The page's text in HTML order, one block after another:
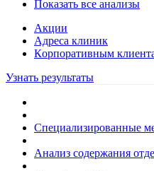
Показать все анализы
Акции
Адреса клиник
Кoрпоративным
Узнать результаты
Специализированные
Анализ содержания